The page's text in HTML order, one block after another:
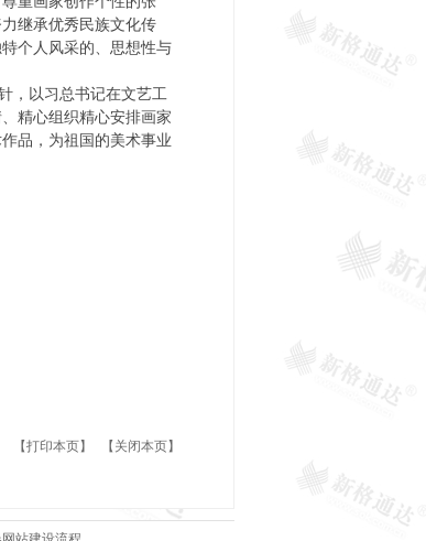
继承优秀民族文化传
个人风采的、思想性与
，以习总书记在文艺工
精心组织精心安排画家
品，为祖国的美术事业
【打印本页】 【 关闭本页】